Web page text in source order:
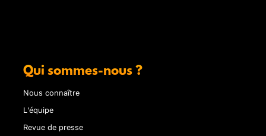
Qui sommes-nous ?
Nous connaître
L'équipe
Revue de presse